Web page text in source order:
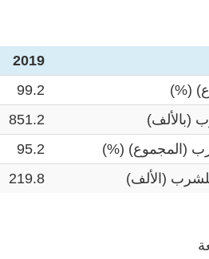
2019
(%)
99.2
(بالألف)
851.2
(المجموع) (%)
95.2
(الألف)
219.8